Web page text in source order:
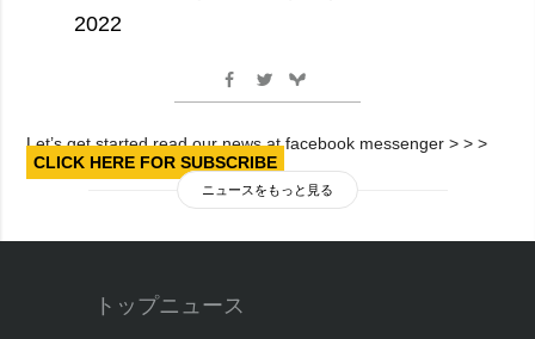
2022
Let’s get started read our news at facebook messenger > > >
CLICK HERE FOR SUBSCRIBE
ニュースをもっと見る
トップニュース